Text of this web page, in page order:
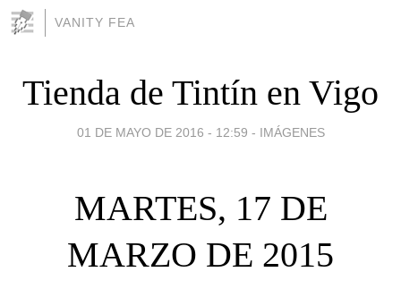
VANITY FEA
Tienda de Tintín en Vigo
01 DE MAYO DE 2016 - 12:59 - IMÁGENES
MARTES, 17 DE
MARZO DE 2015